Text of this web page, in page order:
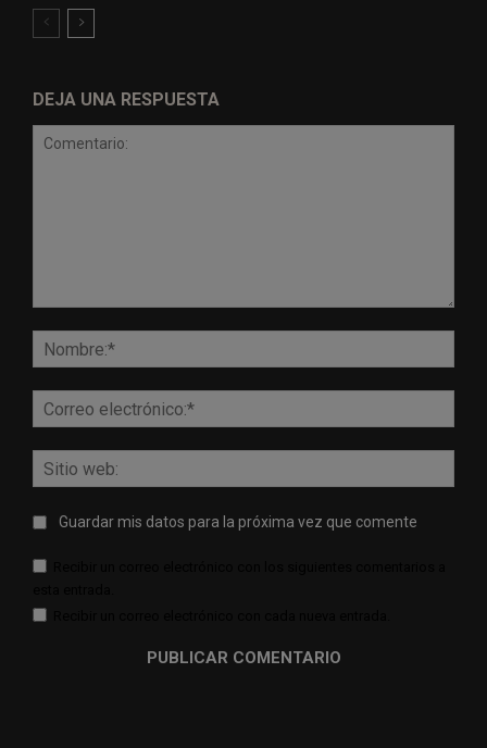
DEJA UNA RESPUESTA
web:
Guardar mis datos para la próxima vez que comente